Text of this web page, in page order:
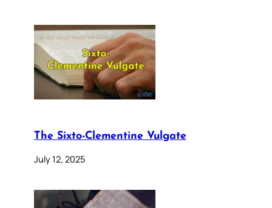
The Sixto-Clementine Vulgate
July 12, 2025